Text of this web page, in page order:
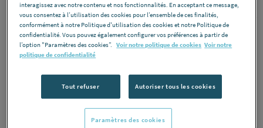
Depuis le 1er janvier 2007 : pour toute demande de permis
de construire dans les ERP (établissement recevant du
public) neufs, une salle d’eau doit être conçue et équipée
de manière à permettre l’accès, par des aménagements
simples, à une personne handicapée.
Depuis le 1er janvier 2010 : idem pour les bâtiments
d’habitation et logements individuels.
Depuis le 1er janvier 2011 : obligation aux ERP existants,
interagissez avec notre contenu et nos fonctionnalités. En acceptant ce message,
vous consentez à l’utilisation des cookies pour l’ensemble de ces finalités,
conformément à notre Politique d'utilisation des cookies et notre Politique de
confidentialité. Vous pouvez également configurer vos préférences à partir de
l’option "Paramètres des cookies”. Voir notre politique de cookies Voir notre
politique de confidentialité
Tout refuser Autoriser tous les cookies
Paramètres des cookies